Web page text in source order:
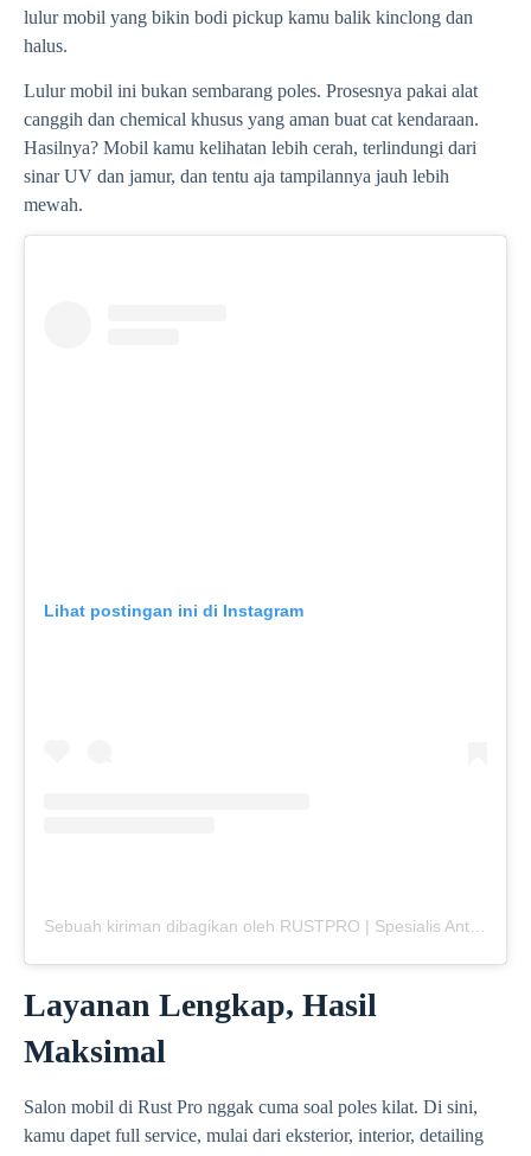
lulur mobil yang bikin bodi pickup kamu balik kinclong dan
halus.
Lulur mobil ini bukan sembarang poles. Prosesnya pakai alat
canggih dan chemical khusus yang aman buat cat kendaraan.
Hasilnya? Mobil kamu kelihatan lebih cerah, terlindungi dari
sinar UV dan jamur, dan tentu aja tampilannya jauh lebih
mewah.
Lihat postingan ini di Instagram
Sebuah kiriman dibagikan oleh RUSTPRO | Spesialis Anti Karat Mobil (@rustpro_indonesia)
Layanan Lengkap, Hasil
Maksimal
Salon mobil di Rust Pro nggak cuma soal poles kilat. Di sini,
kamu dapet full service, mulai dari eksterior, interior, detailing